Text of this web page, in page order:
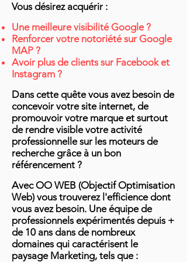
Vous désirez acquérir :
Une meilleurevisibilité Google ?
Renforcer votre notoriété sur Google
MAP ?
Avoir plus de clients sur Facebook et
Instagram ?
Dans cette quête vous avez besoin de
concevoir votre site internet, de
promouvoir votre marque et surtout
de rendre visible votre activité
professionnelle sur les moteurs de
recherche grâce à un bon
référencement ?
Avec OO WEB (Objectif Optimisation
Web) vous trouverez l'efficience dont
vous avez besoin. Une équipe de
professionnels expérimentés depuis +
de 10 ans dans de nombreux
domaines qui caractérisent le
paysage Marketing, tels que :